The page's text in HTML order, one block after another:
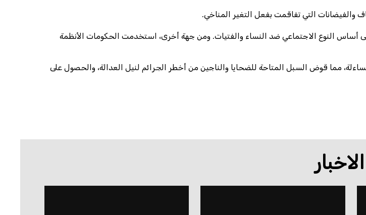
التي تفاقمت بفعل التغير المناخي.
أساس النوع الاجتماعي ضد النساء والفتيات. ومن جهة أخرى، استخدمت الحكومات الأنظمة
مما قوض السبل المتاحة للضحايا والناجين من أخطر الجرائم لنيل العدالة، والحصول على
الاخبار